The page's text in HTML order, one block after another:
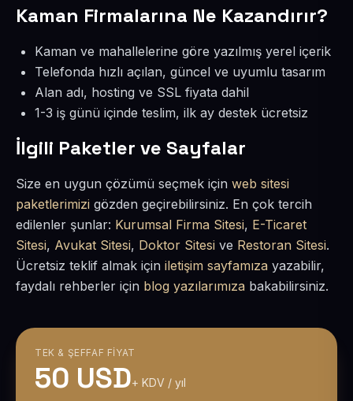
Kaman Firmalarına Ne Kazandırır?
Kaman ve mahallelerine göre yazılmış yerel içerik
Telefonda hızlı açılan, güncel ve uyumlu tasarım
Alan adı, hosting ve SSL fiyata dahil
1-3 iş günü içinde teslim, ilk ay destek ücretsiz
İlgili Paketler ve Sayfalar
Size en uygun çözümü seçmek için web sitesi
paketlerimizi gözden geçirebilirsiniz. En çok tercih
edilenler şunlar: Kurumsal Firma Sitesi, E-Ticaret
Sitesi, Avukat Sitesi, Doktor Sitesi ve Restoran Sitesi.
Ücretsiz teklif almak için iletişim sayfamıza yazabilir,
faydalı rehberler için blog yazılarımıza bakabilirsiniz.
TEK & ŞEFFAF FIYAT
50 USD+ KDV / yıl